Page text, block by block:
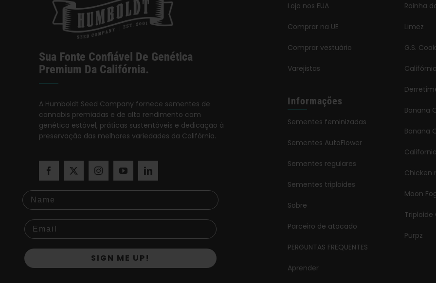
Sua Fonte Confiável De Genética
Premium Da Califórnia.
A Humboldt Seed Company fornece sementes de
cannabis premiadas e de alto rendimento com
genética estável, práticas sustentáveis e dedicação à
preservação das melhores variedades da Califórnia.
Name
SIGN ME UP!
Loja nos EUA
Comprar na UE
Comprar vestuário
Varejistas
Informações
Sementes feminizadas
Sementes AutoFlower
Sementes regulares
Sementes triploides
Sobre
Parceiro de atacado
PERGUNTAS FREQUENTES
Aprender
Rainha
Limez
G.S.
Banana
Banana
Chicken
Moon
Triploide
Purpz